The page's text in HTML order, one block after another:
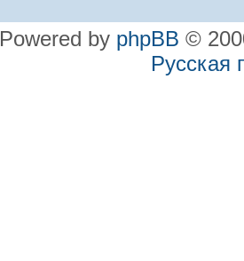
Powered by phpBB ©
Русская